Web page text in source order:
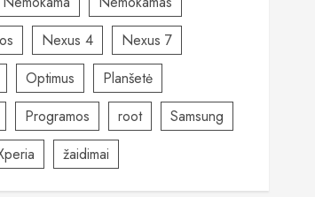
Nexus 4
Nexus 7
Optimus
Planšetė
Programos root
Samsung
žaidimai